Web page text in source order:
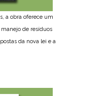
a obra oferece um
de resíduos
da nova lei e a